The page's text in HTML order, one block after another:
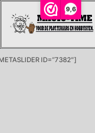
9,6
ID=”7382″]